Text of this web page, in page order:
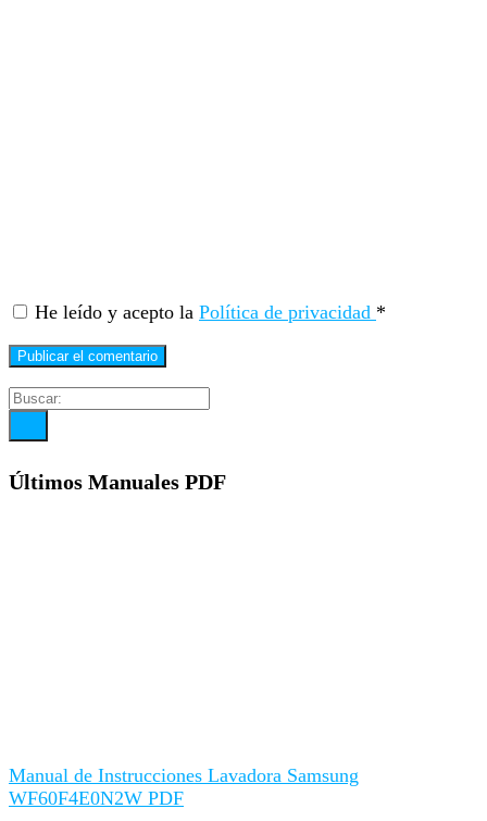
He leído y acepto la Política de privacidad *
Últimos Manuales PDF
Manual de Instrucciones Lavadora Samsung
WF60F4E0N2W PDF